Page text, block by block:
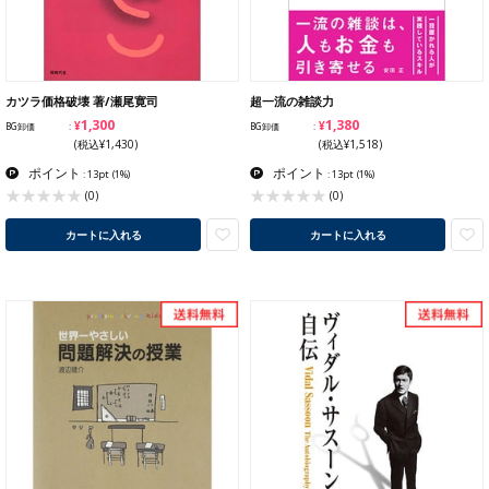
カツラ価格破壊 著/瀬尾寛司
BG卸価 ¥1,300
(税込¥1,430)
ポイント : 13pt (1%)
(0)
カートに入れる
超一流の雑談力
BG卸価 ¥1,380
(税込¥1,518)
ポイント : 13pt (1%)
(0)
カートに入れる